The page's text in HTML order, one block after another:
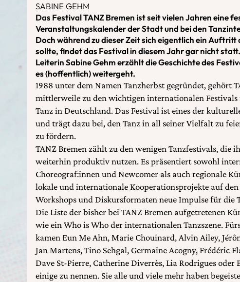
SABINE GEHM
Das Festival TANZ Bremen ist seit vielen Jahren eine
Veranstaltungskalender der Stadt und bei den
Doch während zu dieser Zeit sich eigentlich ein Auftritt
sollte, findet das Festival in diesem Jahr gar nicht
Leiterin Sabine Gehm erzählt die Geschichte des
es (hoffentlich) weitergeht.
1988 unter dem Namen Tanzherbst gegründet, gehört
mittlerweile zu den wichtigen internationalen Festivals
Tanz in Deutschland. Das Festival ist eines der
und trägt dazu bei, den Tanz in all seiner Vielfalt zu
zu fördern.
TANZ Bremen zählt zu den wenigen Tanzfestivals, die
weiterhin produktiv nutzen. Es präsentiert sowohl
Choreograf:innen und Newcomer als auch regionale
lokale und internationale Kooperationsprojekte auf
Workshops und Diskursformaten neue Impulse für die
Die Liste der bisher bei TANZ Bremen aufgetretenen
wie ein Who is Who der internationalen Tanzszene.
kamen Eun Me Ahn, Marie Chouinard, Alvin Ailey,
Jan Martens, Tino Sehgal, Germaine Acogny, Frédéric
Dave St-Pierre, Catherine Diverrès, Lia Rodrigues oder
einige zu nennen. Sie alle und viele mehr haben